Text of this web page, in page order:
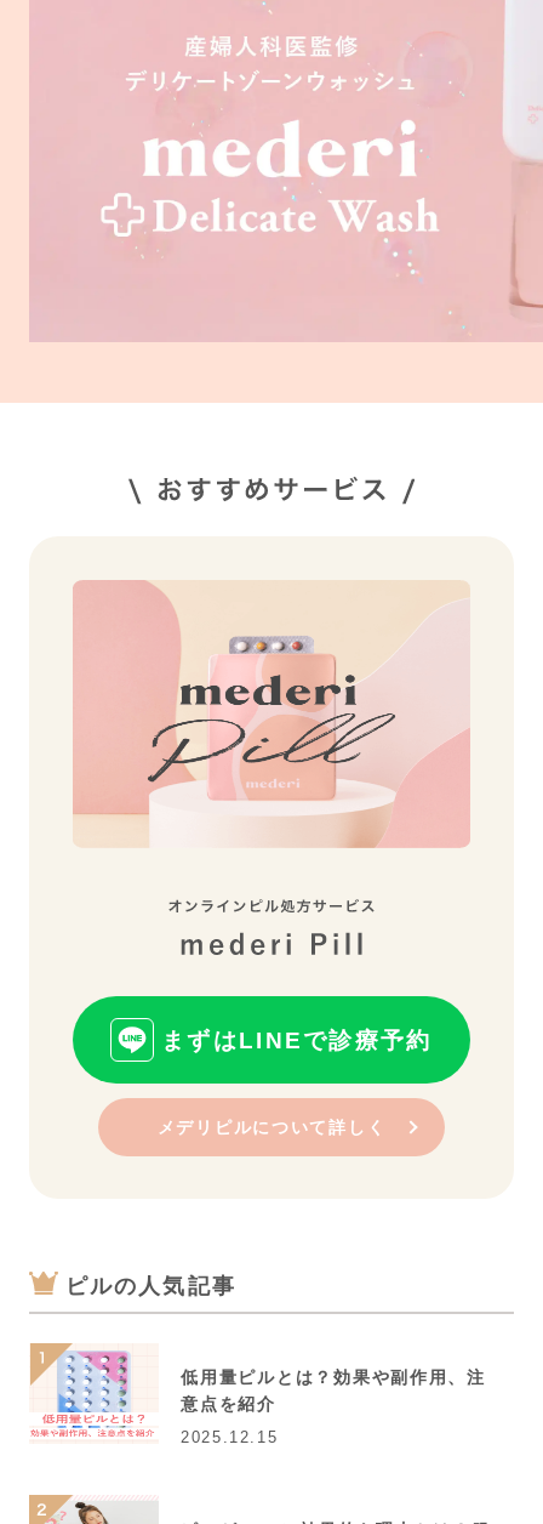
まずはLINEで診療予約
メデリピルについて詳しく
ピルの人気記事
低用量ピルとは？効果や副作用、注
意点を紹介
2025.12.15